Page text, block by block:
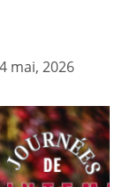
mai, 2026